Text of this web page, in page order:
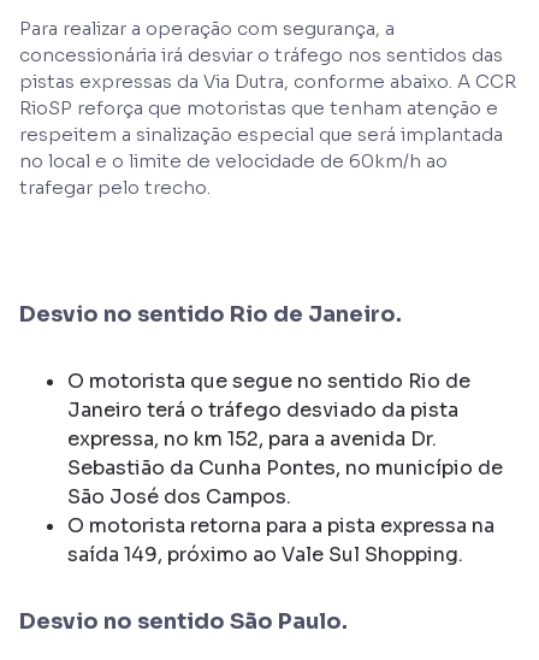
Para realizar a operação com segurança, a
concessionária irá desviar o tráfego nos sentidos das
pistas expressas da Via Dutra, conforme abaixo. A CCR
RioSP reforça que motoristas que tenham atenção e
respeitem a sinalização especial que será implantada
no local e o limite de velocidade de 60km/h ao
trafegar pelo trecho.
Desvio no sentido Rio de Janeiro.
O motorista que segue no sentido Rio de
Janeiro terá o tráfego desviado da pista
expressa, no km 152, para a avenida Dr.
Sebastião da Cunha Pontes, no município de
São José dos Campos.
O motorista retorna para a pista expressa na
saída 149, próximo ao Vale Sul Shopping.
Desvio no sentido São Paulo.